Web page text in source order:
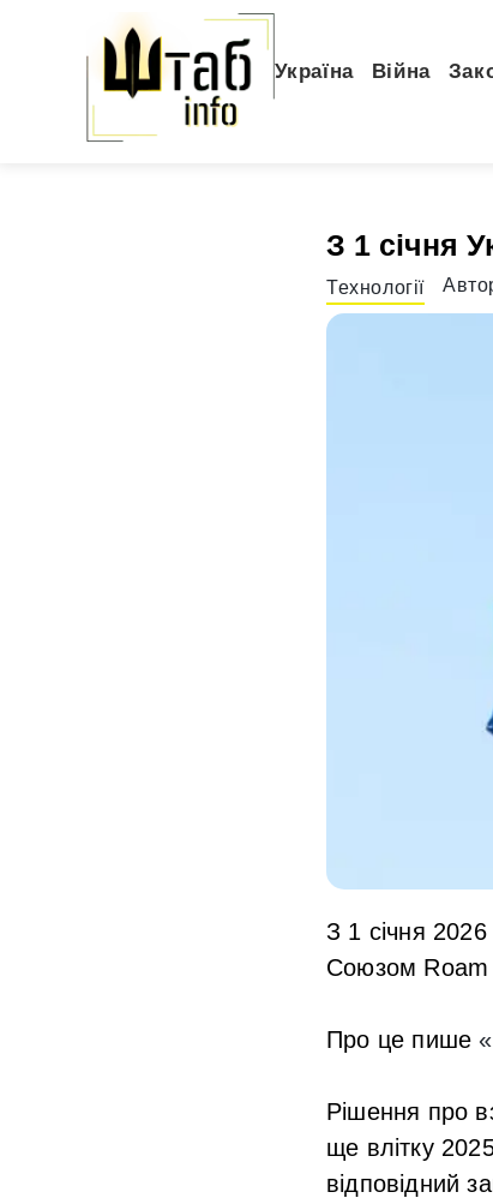
Україна Війна
З 1 січня
Технології
З 1 січня 2026
Союзом Roam
Про це пише
Рішення про
ще влітку
відповідний